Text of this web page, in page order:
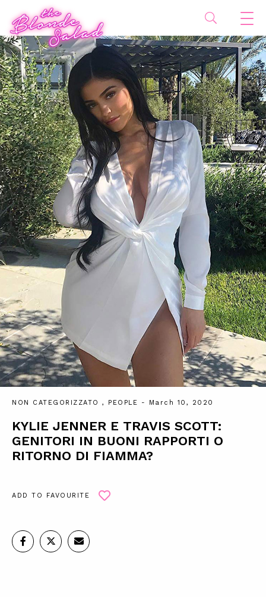
NON CATEGORIZZATO , PEOPLE - March 10, 2020
KYLIE JENNER E TRAVIS SCOTT:
GENITORI IN BUONI RAPPORTI O
RITORNO DI FIAMMA?
ADD TO FAVOURITE